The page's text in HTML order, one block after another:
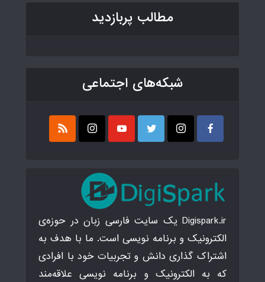
مطالب پربازدید
شبکه‌های اجتماعی
Digispark.ir یک سایت فارسی زبان در حوزه‌ی
الکترونیک و برنامه نویسی است. ما با هدف به
اشتراک گذاری دانش و تجربیات خود با افرادی
که به الکترونیک و برنامه نویسی علاقه‌مند